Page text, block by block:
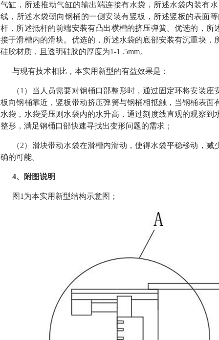
气缸，所述推动气缸的输出端连接有水袋，所述水袋内装有
线，所述水袋朝向钢桶的一侧安装有竖板，所述竖板的表面
杆，所述抵杆的前端安装有凸出横槽的挤压弹簧。优选的，
接于滑槽内的滑块。优选的，所述水袋的底部安装有沉重块
硅胶材质，且透明硅胶的厚度为1‑1 .5mm。
与现有技术相比，本实用新型的有益效果是：
（1）当人员需要对钢桶口部整形时，通过固定环将安装
板向钢桶靠近，竖板带动挤压弹簧与钢桶相抵触，当钢桶表
水袋，水袋受压则水袋内的水升高，通过刻度线直观的观察
整形，满足钢桶口部快速寻找出变形问题的需求；
（2）滑块带动水袋在滑槽内滑动，使得水袋平稳移动，
确的可能。
4、附图说明
图1为本实用新型结构示意图；